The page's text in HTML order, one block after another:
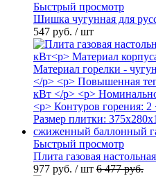
Быстрый просмотр
Шишка чугунная для
547 руб. / шт
Быстрый просмотр
Плита газовая
977 руб. / шт 6 477 руб.